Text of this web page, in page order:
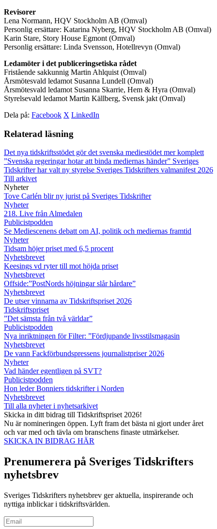
Revisorer
Lena Normann, HQV Stockholm AB (Omval)
Personlig ersättare: Katarina Nyberg, HQV Stockholm AB (Omval)
Karin Stare, Story House Egmont (Omval)
Personlig ersättare: Linda Svensson, Hotellrevyn (Omval)
Ledamöter i det publiceringsetiska rådet
Fristående sakkunnig Martin Ahlquist (Omval)
Årsmötesvald ledamot Susanna Lundell (Omval)
Årsmötesvald ledamot Susanna Skarrie, Hem & Hyra (Omval)
Styrelsevald ledamot Martin Källberg, Svensk jakt (Omval)
Dela på: Facebook X LinkedIn
Relaterad läsning
Det nya tidskriftsstödet gör det svenska mediestödet mer komplett
”Svenska regeringar hotar att binda mediernas händer” Sveriges
Tidskrifter har valt ny styrelse Sveriges Tidskrifters valmanifest 2026
Till arkivet
Nyheter
Tove Carlén blir ny jurist på Sveriges Tidskrifter
Nyheter
218. Live från Almedalen
Publicistpodden
Se Mediescenens debatt om AI, politik och mediernas framtid
Nyheter
Tidsam höjer priset med 6,5 procent
Nyhetsbrevet
Keesings vd ryter till mot höjda priset
Nyhetsbrevet
Offside:”PostNords höjningar slår hårdare”
Nyhetsbrevet
De utser vinnarna av Tidskriftspriset 2026
Tidskriftspriset
”Det sämsta från två världar”
Publicistpodden
Nya inriktningen för Filter: ”Fördjupande livsstilsmagasin
Nyhetsbrevet
De vann Fackförbundspressens journalistpriser 2026
Nyheter
Vad händer egentligen på SVT?
Publicistpodden
Hon leder Bonniers tidskrifter i Norden
Nyhetsbrevet
Till alla nyheter i nyhetsarkivet
Skicka in ditt bidrag till Tidskriftspriset 2026!
Nu är nomineringen öppen. Lyft fram det bästa ni gjort under året
och var med och tävla om branschens finaste utmärkelser.
SKICKA IN BIDRAG HÄR
Prenumerera på Sveriges Tidskrifters
nyhetsbrev
Sveriges Tidskrifters nyhetsbrev ger aktuella, inspirerande och
nyttiga inblickar i tidskriftsvärlden.